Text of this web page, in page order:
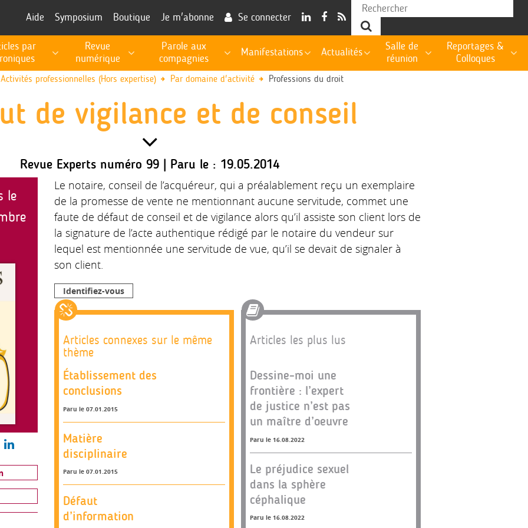
Aide Symposium Boutique Je m'abonne Se connecter
par
Revue
numérique
Parole aux
compagnies
Manifestations Actualités
Salle de
réunion
Reportages &
Colloques
Activités professionnelles (Hors expertise) Par domaine d'activité Professions du droit
de vigilance et de conseil
Revue Experts numéro 99 | Paru le : 19.05.2014
le
Le notaire, conseil de l’acquéreur, qui a préalablement reçu un exemplaire
de la promesse de vente ne mentionnant aucune servitude, commet une
faute de défaut de conseil et de vigilance alors qu’il assiste son client lors de
la signature de l’acte authentique rédigé par le notaire du vendeur sur
lequel est mentionnée une servitude de vue, qu’il se devait de signaler à
son client.
Identifiez-vous
Articles connexes sur le même
thème
Établissement des
conclusions
Paru le 07.01.2015
Matière
disciplinaire
Paru le 07.01.2015
Défaut
d’information
Articles les plus lus
Dessine-moi une
frontière : l’expert
de justice n’est pas
un maître d’oeuvre
Paru le 16.08.2022
Le préjudice sexuel
dans la sphère
céphalique
Paru le 16.08.2022